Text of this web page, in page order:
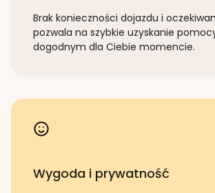
Brak konieczności dojazdu i
pozwala na szybkie uzyskanie
dogodnym dla Ciebie momencie.
Wygoda i prywatność